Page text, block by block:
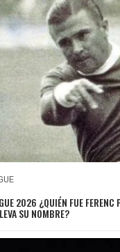
2026 ¿QUIÉN FUE FERENC
SU NOMBRE?